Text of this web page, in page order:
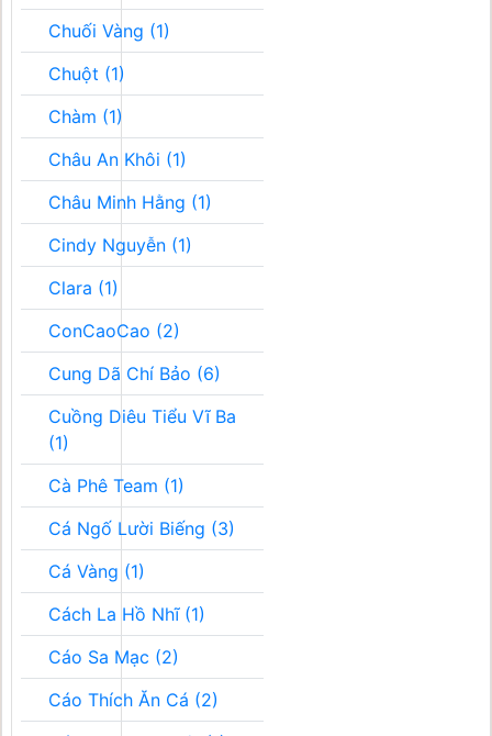
Chuối Vàng (1)
Chuột (1)
Chàm (1)
Châu An Khôi (1)
Châu Minh Hằng (1)
Cindy Nguyễn (1)
Clara (1)
ConCaoCao (2)
Cung Dã Chí Bảo (6)
Cuồng Diêu Tiểu Vĩ Ba
(1)
Cà Phê Team (1)
Cá Ngố Lười Biếng (3)
Cá Vàng (1)
Cách La Hồ Nhĩ (1)
Cáo Sa Mạc (2)
Cáo Thích Ăn Cá (2)